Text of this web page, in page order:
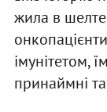
жила в
імунітетом,
принаймні